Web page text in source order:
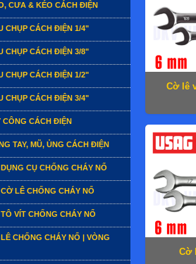
CƯA & KÉO CÁCH ĐIỆN
CHỤP CÁCH ĐIỆN 1/4"
CHỤP CÁCH ĐIỆN 3/8"
CHỤP CÁCH ĐIỆN 1/2"
CHỤP CÁCH ĐIỆN 3/4"
CÔNG CÁCH ĐIỆN
TAY, MŨ, ỦNG CÁCH ĐIỆN
CỤ CHỐNG CHÁY NỔ
LÊ CHỐNG CHÁY NỔ
VÍT CHỐNG CHÁY NỔ
CHỐNG CHÁY NỔ | VÒNG
Cờ lê
Cờ